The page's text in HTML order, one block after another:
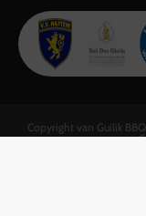
Copyright van Guilik